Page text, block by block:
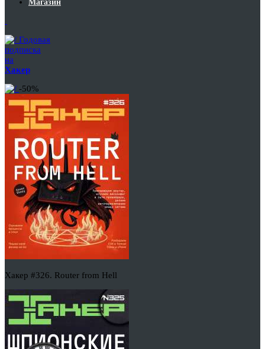
Магазин
Годовая
подписка
на
Хакер
-50%
Хакер #326. Router from Hell